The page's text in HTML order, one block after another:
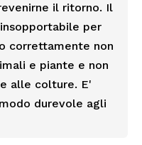
il ritorno. Il
per
correttamente non
e piante e non
alle colture. E'
durevole agli